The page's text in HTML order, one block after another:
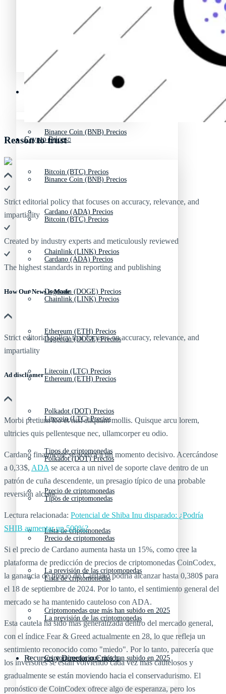
Crypto Prices
Binance Coin (BNB) Precios
Bitcoin (BTC) Precios
Cardano (ADA) Precios
Chainlink (LINK) Precios
Dogecoin (DOGE) Precios
Ethereum (ETH) Precios
Litecoin (LTC) Precios
Polkadot (DOT) Precios
Tipos de criptomonedas
Precio de criptomonedas
Lista de criptomonedas
La previsión de las criptomonedas
Criptomonedas que más han subido en 2025
Recursos y Directorio Cripto
Litecoin Noticias (LTC)
Avalanche Noticias (AVAX)
Polygon Noticias (MATIC)
Crypto Prices
Binance Coin (BNB) Precios
Bitcoin (BTC) Precios
Cardano (ADA) Precios
Chainlink (LINK) Precios
Dogecoin (DOGE) Precios
Ethereum (ETH) Precios
Litecoin (LTC) Precios
Polkadot (DOT) Precios
Tipos de criptomonedas
Precio de criptomonedas
Lista de criptomonedas
La previsión de las criptomonedas
Criptomonedas que más han subido en 2025
Reason to trust
Strict editorial policy that focuses on accuracy, relevance, and
impartiality
Created by industry experts and meticulously reviewed
The highest standards in reporting and publishing
How Our News is Made
Strict editorial policy that focuses on accuracy, relevance, and
impartiality
Ad discliamer
Morbi pretium leo et nisl aliquam mollis. Quisque arcu lorem,
ultricies quis pellentesque nec, ullamcorper eu odio.
Cardano finalmente se acerca a un momento decisivo. Acercándose
a 0,33$, ADA se acerca a un nivel de soporte clave dentro de un
patrón de cuña descendente, un presagio típico de una probable
reversión alcista.
Lectura relacionada: Potencial de Shiba Inu disparado: ¿Podría
SHIB aumentar un 500%?
Si el precio de Cardano aumenta hasta un 15%, como cree la
plataforma de predicción de precios de criptomonedas CoinCodex,
la ganancia de precio de Cardano podría alcanzar hasta 0,380$ para
el 18 de septiembre de 2024. Por lo tanto, el sentimiento general del
mercado se ha mantenido cauteloso con ADA.
Esta cautela ha sido más generalizada dentro del mercado general,
con el índice Fear & Greed actualmente en 28, lo que refleja un
sentimiento reconocido como "miedo". Por lo tanto, parecería que
los inversores se están volviendo cada vez más cautelosos y
gradualmente se están moviendo hacia el conservadurismo. El
pronóstico de CoinCodex ofrece algo de esperanza, pero los